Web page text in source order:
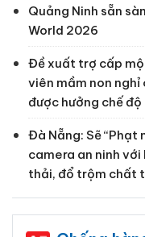
Quảng Ninh sẵn
World 2026
Đề xuất trợ cấp
viên mầm non
được hưởng chế độ
Đà Nẵng: Sẽ “Phạt
camera an ninh với
thải, đổ trộm chất